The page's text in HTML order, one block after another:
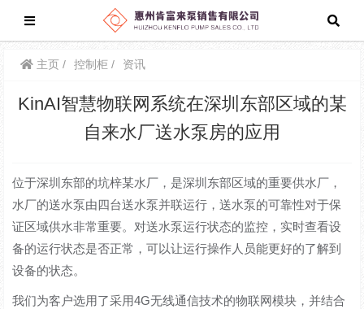
主页 控制柜 资讯
KinAI智慧物联网系统在深圳东部区域的某
自来水厂送水泵房的应用
位于深圳东部的坑梓某水厂，是深圳东部区域的重要供水厂，
水厂的送水泵由四台送水泵并联运行，送水泵的可靠性对于保
证区域供水非常重要。对送水泵运行状态的监控，实时查看设
备的运行状态是否正常，可以让运行操作人员能更好的了解到
设备的状态。
我们为客户选用了采用4G无线通信技术的物联网模块，并结合